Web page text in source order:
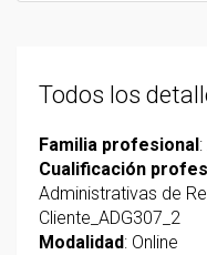
Todos los
Familia profesional
Cualificación
Administrativas de
Cliente_ADG307_2
Modalidad: Online